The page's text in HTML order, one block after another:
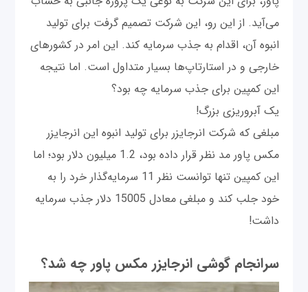
می‌آید. از این رو، این شرکت تصمیم گرفت برای تولید
انبوه آن، اقدام به جذب سرمایه کند. این امر در کشورهای
خارجی و در استارتاپ‌ها بسیار متداول است. اما نتیجه
این کمپین برای جذب سرمایه چه بود؟
یک آبروریزی بزرگ!
مبلغی که شرکت انرجایزر برای تولید انبوه این انرجایزر
مکس پاور مد نظر قرار داده بود، 1.2 میلیون دلار بود؛ اما
این کمپین تنها توانست نظر 11 سرمایه‌گذار خرد را به
خود جلب کند و مبلغی معادل 15005 دلار جذب سرمایه
داشت!
سرانجام گوشی انرجایزر مکس پاور چه شد؟